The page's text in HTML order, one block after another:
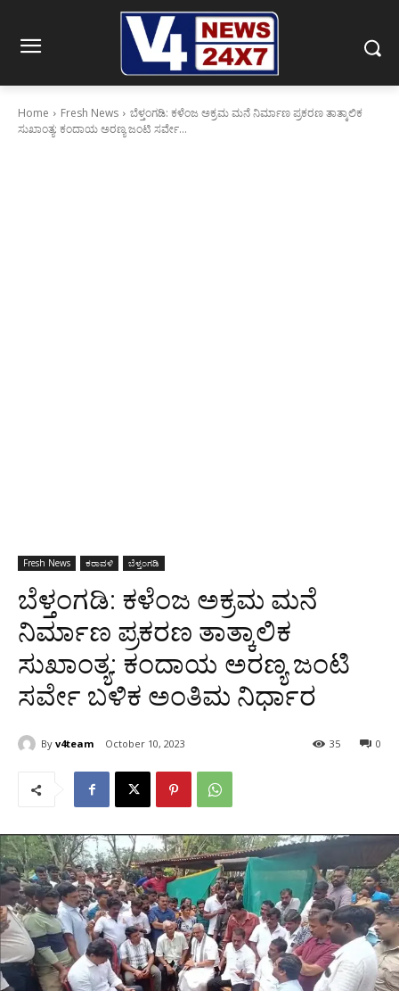
Home Fresh News
ಬೆಳ್ತಂಗಡಿ: ಕಳೆಂಜ ಅಕ್ರಮ ಮನೆ ನಿರ್ಮಾಣ ಪ್ರಕರಣ ತಾತ್ಕಾಲಿಕ
ಸುಖಾಂತ್ಯ: ಕಂದಾಯ ಅರಣ್ಯ ಜಂಟಿ ಸರ್ವೇ...
Fresh News ಕರಾವಳಿ ಬೆಳ್ತಂಗಡಿ
ಬೆಳ್ತಂಗಡಿ: ಕಳೆಂಜ ಅಕ್ರಮ ಮನೆ
ನಿರ್ಮಾಣ ಪ್ರಕರಣ ತಾತ್ಕಾಲಿಕ
ಸುಖಾಂತ್ಯ: ಕಂದಾಯ ಅರಣ್ಯ ಜಂಟಿ
ಸರ್ವೇ ಬಳಿಕ ಅಂತಿಮ ನಿರ್ಧಾರ
By v4team October 10, 2023 0
35